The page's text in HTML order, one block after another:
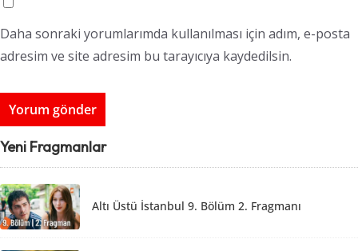
Daha sonraki yorumlarımda kullanılması için adım, e-posta
adresim ve site adresim bu tarayıcıya kaydedilsin.
Yeni Fragmanlar
Altı Üstü İstanbul 9. Bölüm 2. Fragmanı